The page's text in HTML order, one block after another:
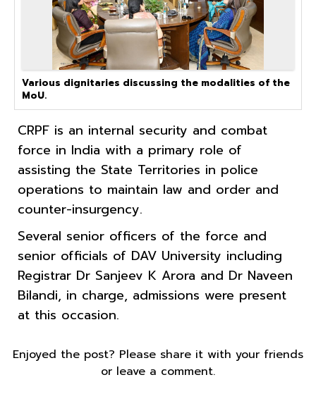
Various dignitaries discussing the modalities of the
MoU.
CRPF is an internal security and combat
force in India with a primary role of
assisting the State Territories in police
operations to maintain law and order and
counter-insurgency.
Several senior officers of the force and
senior officials of DAV University including
Registrar Dr Sanjeev K Arora and Dr Naveen
Bilandi, in charge, admissions were present
at this occasion.
Enjoyed the post? Please share it with your friends
or leave a comment.